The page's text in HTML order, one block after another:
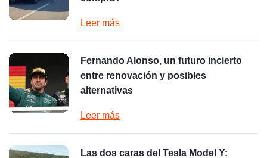
Leer más
Fernando Alonso, un futuro incierto
entre renovación y posibles
alternativas
Leer más
Las dos caras del Tesla Model Y: